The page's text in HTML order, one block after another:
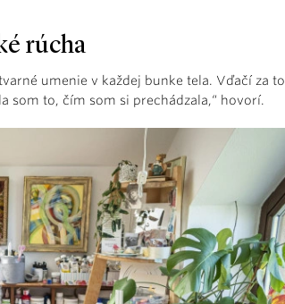
rúcha
umenie v každej bunke tela. Vďačí za to
som to, čím som si prechádzala,“ hovorí.